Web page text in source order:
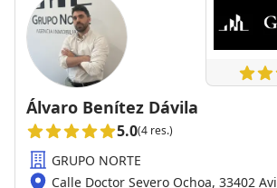
Álvaro Benítez Dávila
5.0(4 res.)
GRUPO NORTE
Calle Doctor Severo Ochoa, 33402